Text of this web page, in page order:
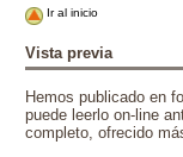
Ir al inicio
Vista previa
Hemos publicado en
puede leerlo on-line
completo, ofrecido